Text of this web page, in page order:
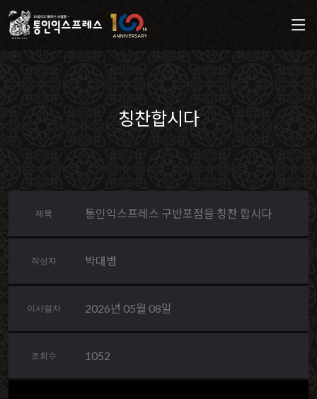
칭찬합시다
제목 통인익스프레스 구반포점을 칭찬 합시다
작성자 박대병
이사일자 2026년 05월 08일
조회수 1052